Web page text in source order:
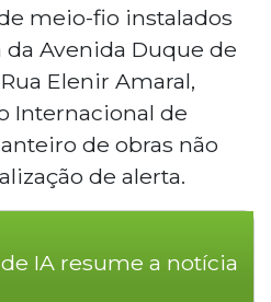
meio-fio instalados
Avenida Duque de
Elenir Amaral,
Internacional de
de obras não
de alerta.
IA resume a notícia